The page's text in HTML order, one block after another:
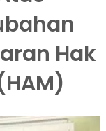
Hak